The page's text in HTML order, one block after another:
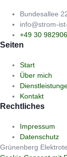
Bundesallee
info@strom-
+49 30
Seiten
Start
Über mich
Kontakt
Rechtliches
Impressum
Datenschutz
Grünenberg